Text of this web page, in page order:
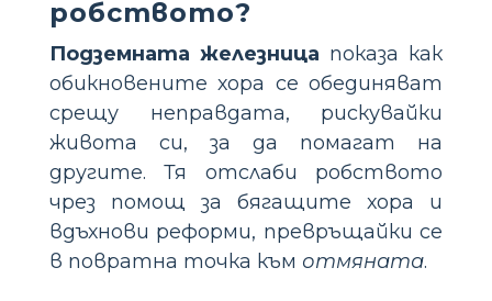
робството?
Подземната железница показа как
обикновените хора се обединяват
срещу неправдата, рискувайки
живота си, за да помагат на
другите. Тя отслаби робството
чрез помощ за бягащите хора и
вдъхнови реформи, превръщайки се
в повратна точка към отмяната.